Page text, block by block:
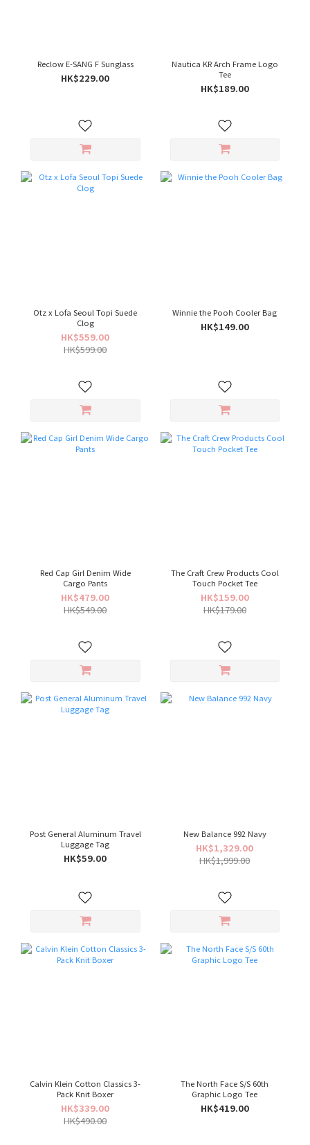
Reclow E-SANG F Sunglass
HK$229.00
Nautica KR Arch Frame Logo
Tee
HK$189.00
Otz x Lofa Seoul Topi Suede
Clog
HK$559.00
HK$599.00
Winnie the Pooh Cooler Bag
HK$149.00
Red Cap Girl Denim Wide
Cargo Pants
HK$479.00
HK$549.00
The Craft Crew Products Cool
Touch Pocket Tee
HK$159.00
HK$179.00
Post General Aluminum Travel
Luggage Tag
HK$59.00
New Balance 992 Navy
HK$1,329.00
HK$1,999.00
Calvin Klein Cotton Classics 3-
Pack Knit Boxer
HK$339.00
HK$490.00
The North Face S/S 60th
Graphic Logo Tee
HK$419.00